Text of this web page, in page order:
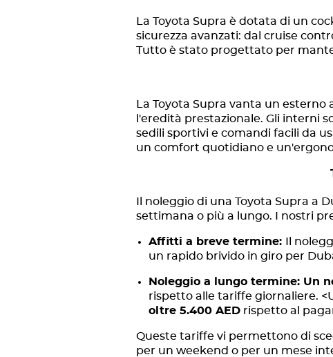
La Toyota Supra è dotata di un
sicurezza avanzati: dal cruise
Tutto è stato progettato per
La Toyota Supra vanta un
l'eredità prestazionale. Gli interni
sedili sportivi e comandi facili da
un comfort quotidiano e
Il noleggio di una Toyota Supra a
settimana o più a lungo. I nostri
Affitti a breve termine:
Il
un rapido brivido in giro per
Noleggio a lungo termine: Un
rispetto alle tariffe giornaliere.
oltre 5.400 AED rispetto al
Queste tariffe vi permettono di
per un weekend o per un mese